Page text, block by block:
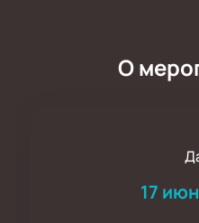
О
17